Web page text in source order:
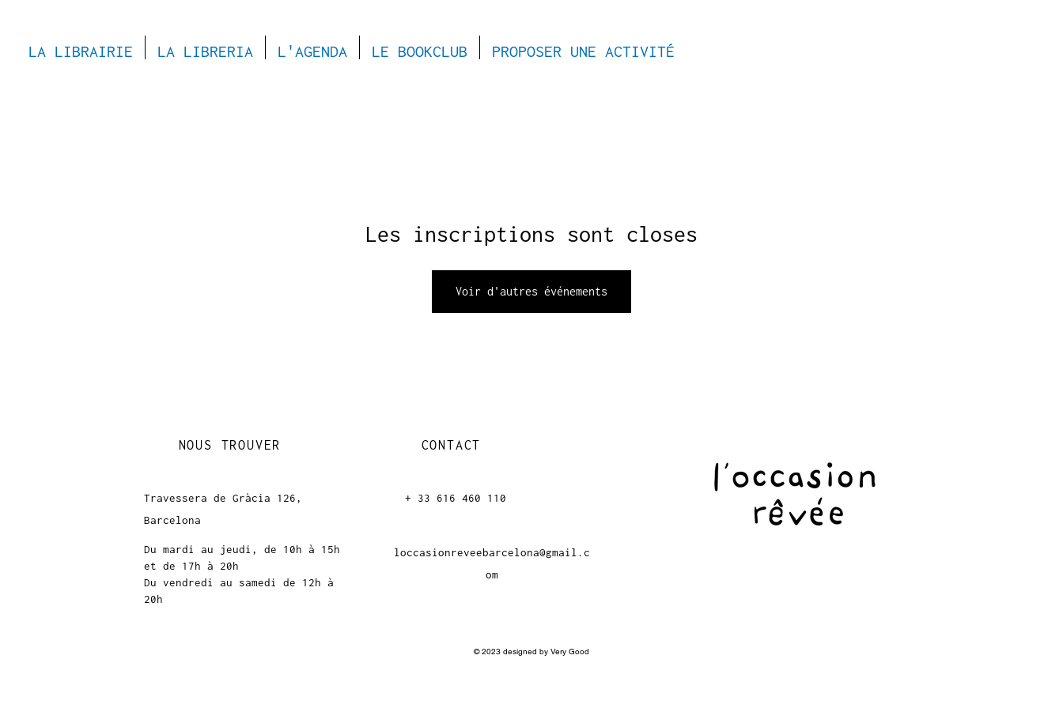
LA LIBRAIRIE LA LIBRERIA L'AGENDA LE BOOKCLUB PROPOSER UNE ACTIVITÉ
Les inscriptions sont closes
Voir d'autres événements
NOUS TROUVER
Travessera de Gràcia 126,
Barcelona
Du mardi au jeudi, de 10h à 15h
et de 17h à 20h
Du vendredi au samedi de 12h à
20h
CONTACT
+ 33 616 460 110
loccasionreveebarcelona@gmail.c
om
© 2023 designed by Very Good